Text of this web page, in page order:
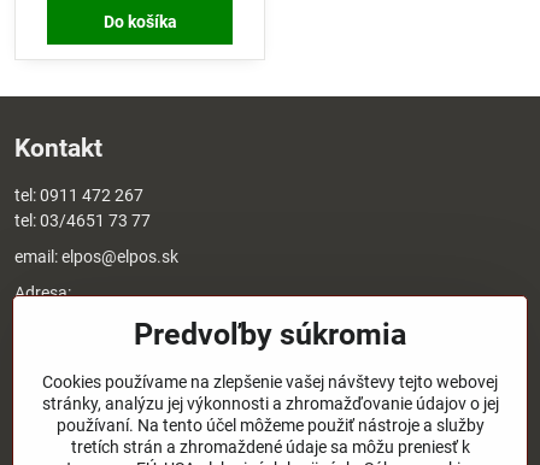
Do košíka
Kontakt
tel:0911 472 267
tel:03/4651 73 77
email:elpos@elpos.sk
Adresa:
Otváracie hodiny:
8:00 - 17:00 pondelok - piatok
8:00 - 12:00 sobota
Nedeľa - zatvorené
Predvoľby súkromia
Cookies používame na zlepšenie vašej návštevy tejto webovej
stránky, analýzu jej výkonnosti a zhromažďovanie údajov o jej
používaní. Na tento účel môžeme použiť nástroje a služby
tretích strán a zhromaždené údaje sa môžu preniesť k